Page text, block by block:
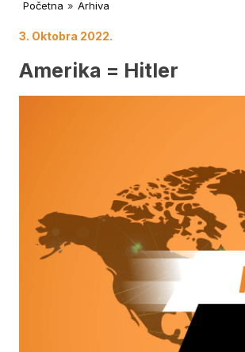
Početna » Arhiva
3. Oktobra 2022.
Amerika = Hitler